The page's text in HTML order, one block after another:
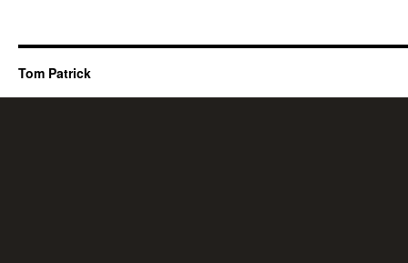
Tom Patrick